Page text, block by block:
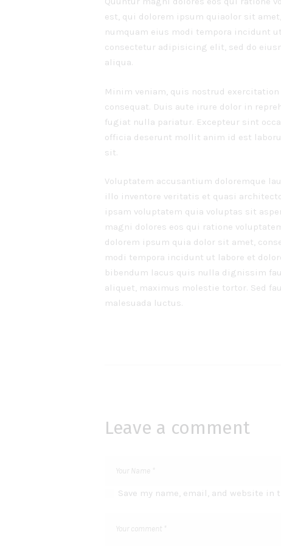
est, qui dolorem ipsum quiaolor sit
numquam eius modi tempora incidunt
consectetur adipisicing elit, sed do
aliqua.
Minim veniam, quis nostrud
consequat. Duis aute irure dolor in
fugiat nulla pariatur. Excepteur sint
officia deserunt mollit anim id est
sit.
Voluptatem accusantium doloremque
illo inventore veritatis et quasi
ipsam voluptatem quia voluptas sit
magni dolores eos qui ratione
dolorem ipsum quia dolor sit amet,
modi tempora incidunt ut labore et
bibendum lacus quis nulla dignissim
aliquet, maximus molestie tortor. Sed
malesuada luctus.
Leave a comment
Save my name, email, and website